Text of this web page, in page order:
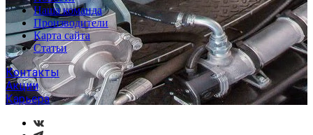
Наша команда
Производители
Карта сайта
Статьи
Контакты
Акции
Карьера